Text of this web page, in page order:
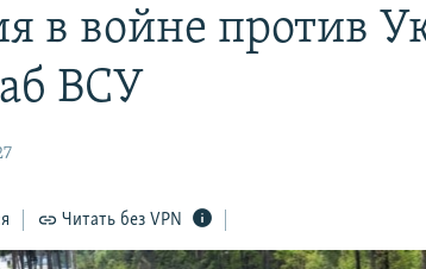
в войне против
ВСУ
Читать без VPN